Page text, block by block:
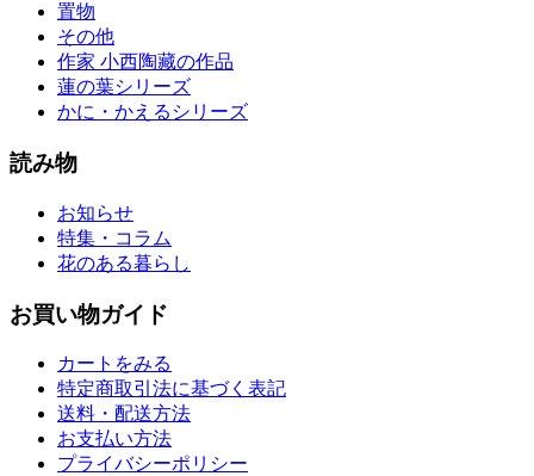
置物
その他
作家 小西陶藏の作品
蓮の葉シリーズ
かに・かえるシリーズ
読み物
お知らせ
特集・コラム
花のある暮らし
お買い物ガイド
カートをみる
特定商取引法に基づく表記
送料・配送方法
お支払い方法
プライバシーポリシー